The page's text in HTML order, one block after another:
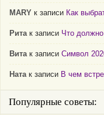
MARY к записи Как
Ритак записи Что
Витак записи Символ
Натак записи В чем
Популярные советы: